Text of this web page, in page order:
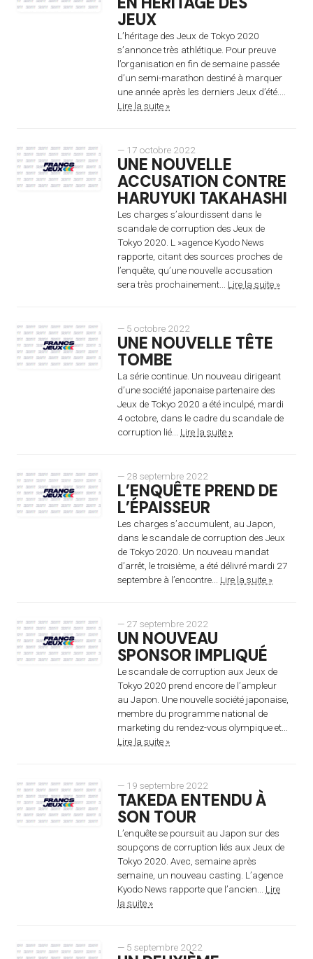
JEUX
L’héritage des Jeux de Tokyo 2020
s’annonce très athlétique. Pour preuve
l’organisation en fin de semaine passée
d’un semi-marathon destiné à marquer
une année après les derniers Jeux d’été....
Lire la suite »
— 17 octobre 2022
UNE NOUVELLE
ACCUSATION CONTRE
HARUYUKI TAKAHASHI
Les charges s’alourdissent dans le
scandale de corruption des Jeux de
Tokyo 2020. L »agence Kyodo News
rapporte, citant des sources proches de
l’enquête, qu’une nouvelle accusation
sera très prochainement... Lire la suite »
— 5 octobre 2022
UNE NOUVELLE TÊTE
TOMBE
La série continue. Un nouveau dirigeant
d’une société japonaise partenaire des
Jeux de Tokyo 2020 a été inculpé, mardi
4 octobre, dans le cadre du scandale de
corruption lié... Lire la suite »
— 28 septembre 2022
L’ENQUÊTE PREND DE
L’ÉPAISSEUR
Les charges s’accumulent, au Japon,
dans le scandale de corruption des Jeux
de Tokyo 2020. Un nouveau mandat
d’arrêt, le troisième, a été délivré mardi 27
septembre à l’encontre... Lire la suite »
— 27 septembre 2022
UN NOUVEAU
SPONSOR IMPLIQUÉ
Le scandale de corruption aux Jeux de
Tokyo 2020 prend encore de l’ampleur
au Japon. Une nouvelle société japonaise,
membre du programme national de
marketing du rendez-vous olympique et...
Lire la suite »
— 19 septembre 2022
TAKEDA ENTENDU À
SON TOUR
L’enquête se poursuit au Japon sur des
soupçons de corruption liés aux Jeux de
Tokyo 2020. Avec, semaine après
semaine, un nouveau casting. L’agence
Kyodo News rapporte que l’ancien... Lire
la suite »
— 5 septembre 2022